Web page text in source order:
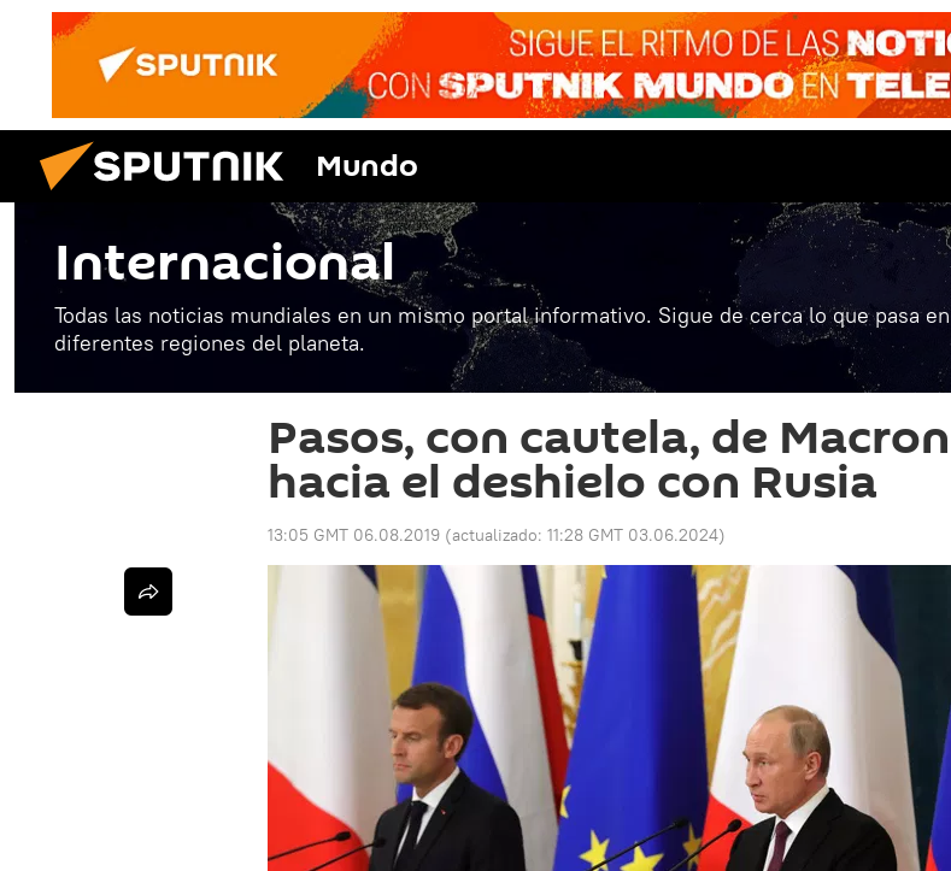
Mundo
Internacional
Todas las noticias mundiales en un mismo portal informativo. Sigue de cerca lo que pasa en
diferentes regiones del planeta.
Pasos, con cautela, de Macron
hacia el deshielo con Rusia
13:05 GMT 06.08.2019 (actualizado: 11:28 GMT 03.06.2024)